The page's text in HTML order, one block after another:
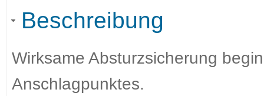
Beschreibung
Wirksame Absturzsicherung
Anschlagpunktes.